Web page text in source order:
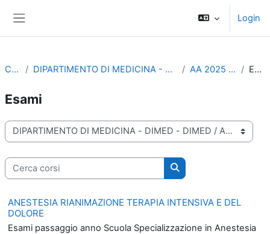
Login
Corsi DIPARTIMENTO DI MEDICINA - DIMED - DIMED AA 2025 - 2026 Esami
Esami
Categorie di corso
Cerca corsi
Cerca corsi
ANESTESIA RIANIMAZIONE TERAPIA INTENSIVA E DEL
DOLORE
Esami passaggio anno Scuola Specializzazione in Anestesia